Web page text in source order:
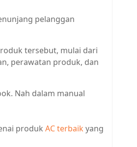
pelanggan
tersebut, mulai dari
perawatan produk, dan
Nah dalam manual
produk AC terbaik yang